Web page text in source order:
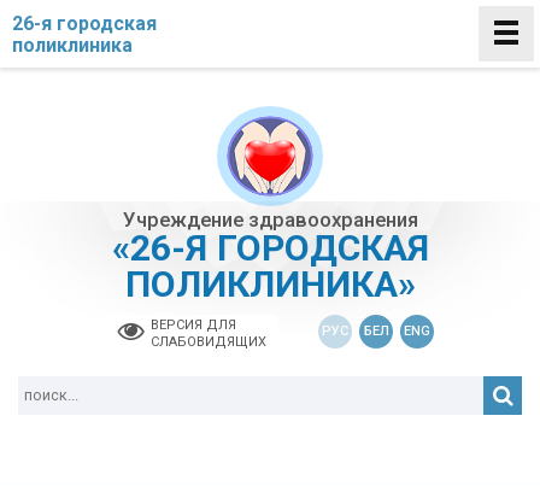
Учреждение здравоохранения
«26-Я ГОРОДСКАЯ
ПОЛИКЛИНИКА»
ВЕРСИЯ ДЛЯ
СЛАБОВИДЯЩИХ
РУС БЕЛ ENG
26-я городская
поликлиника